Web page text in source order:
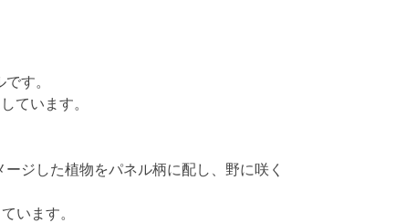
す。
ています。
ジした植物をパネル柄に配し、野に咲く
います。